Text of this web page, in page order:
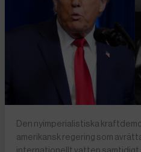
Den nyimperialistiska
amerikansk regering som
internationellt vatten samtidigt